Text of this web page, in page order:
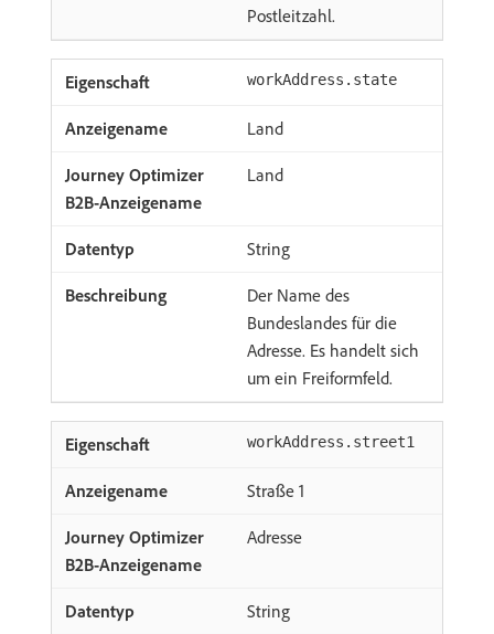
Postleitzahl.
workAddress.state
Land
Land
String
Der Name des
Bundeslandes für die
Adresse. Es handelt sich
um ein Freiformfeld.
workAddress.street1
Straße 1
Adresse
String